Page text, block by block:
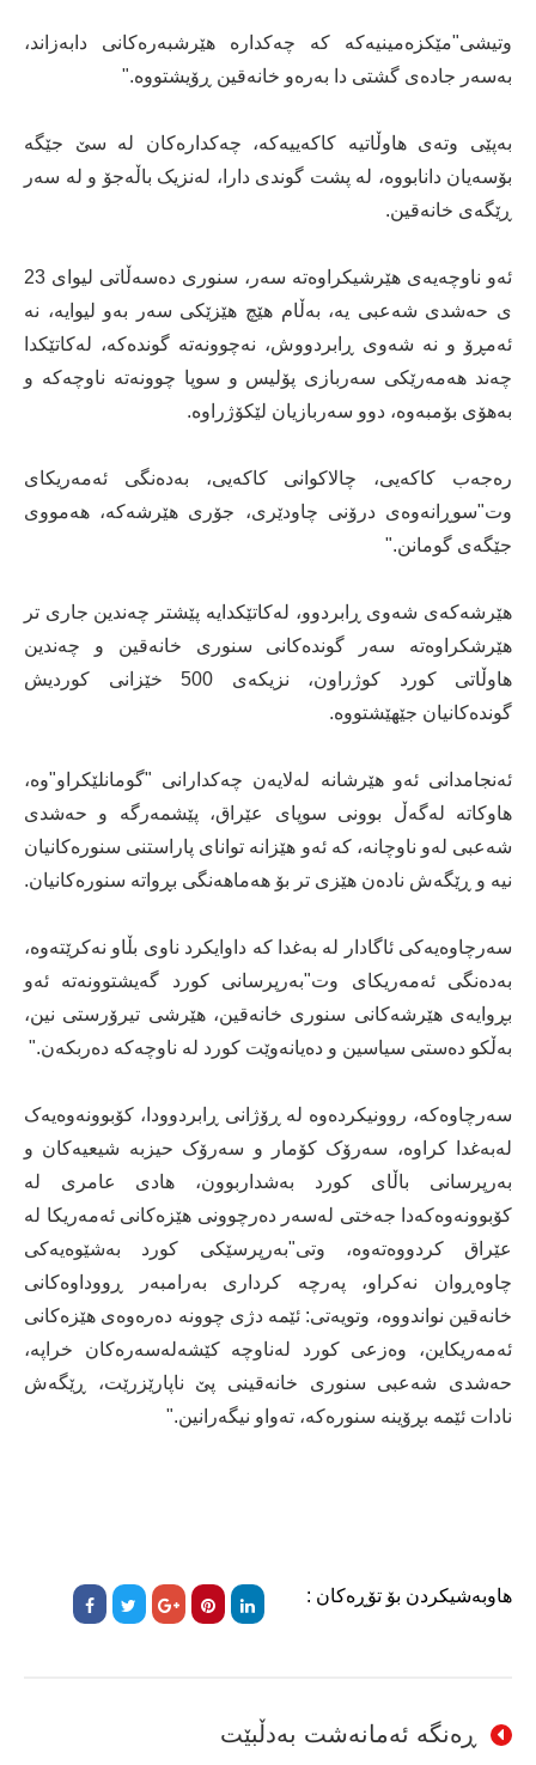
وتیشی"مێکزەمینیەکە کە چەکدارە هێرشبەرەکانی دابەزاند،
بەسەر جادەی گشتی دا بەرەو خانەقین ڕۆیشتووە."
بەپێی وتەی هاوڵاتیە کاکەییەکە، چەکدارەکان لە سێ جێگە
بۆسەیان دانابووە، لە پشت گوندی دارا، لەنزیک باڵەجۆ و لە سەر
ڕێگەی خانەقین.
ئەو ناوچەیەی هێرشیکراوەتە سەر، سنوری دەسەڵاتی لیوای 23
ی حەشدی شەعبی یە، بەڵام هێچ هێزێکی سەر بەو لیوایە، نە
ئەمڕۆ و نە شەوی ڕابردووش، نەچوونەتە گوندەکە، لەکاتێکدا
چەند هەمەرێکی سەربازی پۆلیس و سوپا چوونەتە ناوچەکە و
بەهۆی بۆمبەوە، دوو سەربازیان لێکۆژراوە.
رەجەب کاکەیی، چالاکوانی کاکەیی، بەدەنگی ئەمەریکای
وت"سوڕانەوەی درۆنی چاودێری، جۆری هێرشەکە، هەمووی
جێگەی گومانن."
هێرشەکەی شەوی ڕابردوو، لەکاتێکدایە پێشتر چەندین جاری تر
هێرشکراوەتە سەر گوندەکانی سنوری خانەقین و چەندین
هاوڵاتی کورد کوژراون، نزیکەی 500 خێزانی کوردیش
گوندەکانیان جێهێشتووە.
ئەنجامدانی ئەو هێرشانە لەلایەن چەکدارانی "گومانلێکراو"وە،
هاوکاتە لەگەڵ بوونی سوپای عێراق، پێشمەرگە و حەشدی
شەعبی لەو ناوچانە، کە ئەو هێزانە توانای پاراستنی سنورەکانیان
نیە و ڕێگەش نادەن هێزی تر بۆ هەماهەنگی بڕواتە سنورەکانیان.
سەرچاوەیەکی ئاگادار لە بەغدا کە داوایکرد ناوی بڵاو نەکرێتەوە،
بەدەنگی ئەمەریکای وت"بەرپرسانی کورد گەیشتوونەتە ئەو
بڕوایەی هێرشەکانی سنوری خانەقین، هێرشی تیرۆرستی نین،
بەڵکو دەستی سیاسین و دەیانەوێت کورد لە ناوچەکە دەربکەن."
سەرچاوەکە، روونیکردەوە لە ڕۆژانی ڕابردوودا، کۆبوونەوەیەک
لەبەغدا کراوە، سەرۆک کۆمار و سەرۆک حیزبە شیعیەکان و
بەرپرسانی باڵای کورد بەشداربوون، هادی عامری لە
کۆبوونەوەکەدا جەختی لەسەر دەرچوونی هێزەکانی ئەمەریکا لە
عێراق کردووەتەوە، وتی"بەرپرسێکی کورد بەشێوەیەکی
چاوەڕوان نەکراو، پەرچە کرداری بەرامبەر ڕووداوەکانی
خانەقین نواندووە، وتویەتی: ئێمە دژی چوونە دەرەوەی هێزەکانی
ئەمەریکاین، وەزعی کورد لەناوچە کێشەلەسەرەکان خراپە،
حەشدی شەعبی سنوری خانەقینی پێ ناپارێزرێت، ڕێگەش
نادات ئێمە بڕۆینە سنورەکە، تەواو نیگەرانین."
هاوبەشیکردن بۆ تۆڕەکان :
ڕەنگە ئەمانەشت بەدڵبێت